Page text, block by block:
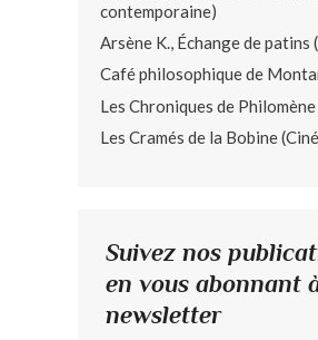
contemporaine)
Arsène K., Échange de patins
Café philosophique de
Les Chroniques de
Les Cramés de la Bobine
Suivez nos
en vous abonnant
newsletter